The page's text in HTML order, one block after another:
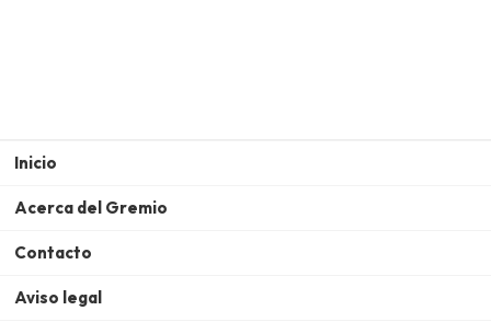
Inicio
Acerca del Gremio
Contacto
Aviso legal